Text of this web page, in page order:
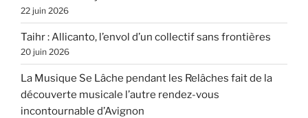
22 juin 2026
Taihr : Allicanto, l’envol d’un collectif sans frontières
20 juin 2026
La Musique Se Lâche pendant les Relâches fait de la
découverte musicale l’autre rendez-vous
incontournable d’Avignon